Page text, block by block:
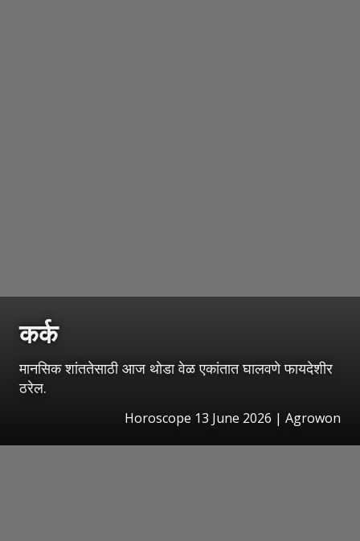
कर्क
मानसिक शांततेसाठी आज थोडा वेळ एकांतात घालवणे फायदेशीर
ठरेल.
Horoscope 13 June 2026 | Agrowon